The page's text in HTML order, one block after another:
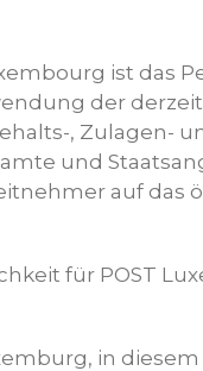
ist das
der
, Zulagen-
und
auf das
für POST
in